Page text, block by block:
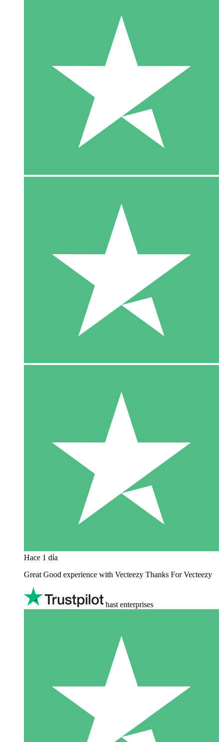
Hace 1 día
Great Good experience with Vecteezy Thanks For Vecteezy
hast enterprises